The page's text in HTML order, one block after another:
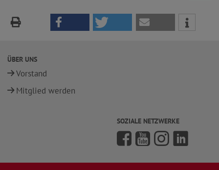
ÜBER UNS
Vorstand
Mitglied werden
SOZIALE NETZWERKE